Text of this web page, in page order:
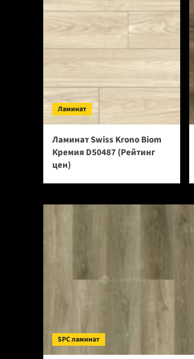
Ламинат
Ламинат Swiss Krono Biom
Кремия D50487 (Рейтинг
цен)
SPC ламинат